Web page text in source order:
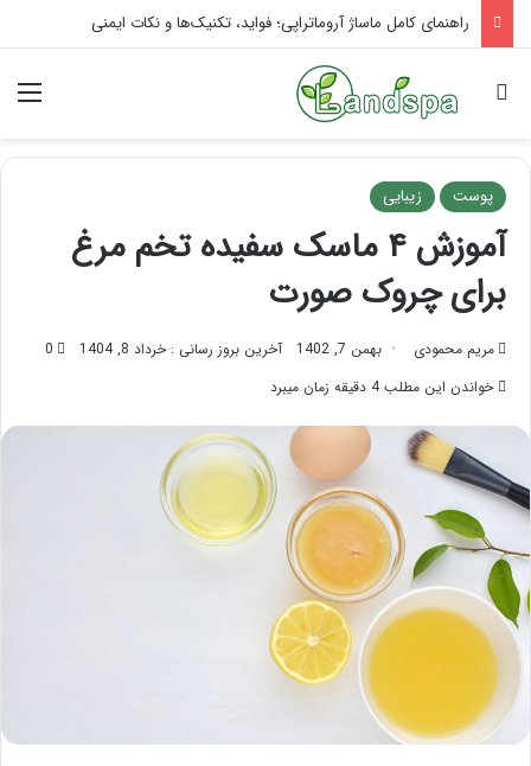
تاثیر ماساژ بر افسردگی؛ با ماساژ درمانی افسردگی را درمان کنید!
جستجو برای
پوست زیبایی
آموزش ۴ ماسک سفیده تخم مرغ
برای چروک صورت
مریم محمودی بهمن 7, 1402 آخرین بروز رسانی : خرداد 8, 1404
0
خواندن این مطلب 4 دقیقه زمان میبرد